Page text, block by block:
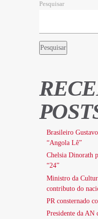
Pesquisar
Pesquisar
Brasileiro
“Angola Lê”
Chelsia Dinorath
“24”
Ministro da
contributo do
PR consternado
Presidente da AN